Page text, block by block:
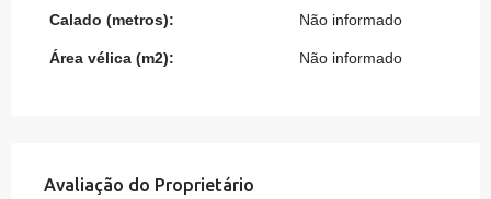
Calado (metros): Não informado
Área vélica (m2): Não informado
Avaliação do Proprietário